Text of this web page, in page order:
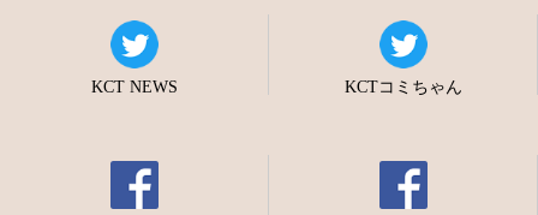
KCT NEWS KCTコミちゃん